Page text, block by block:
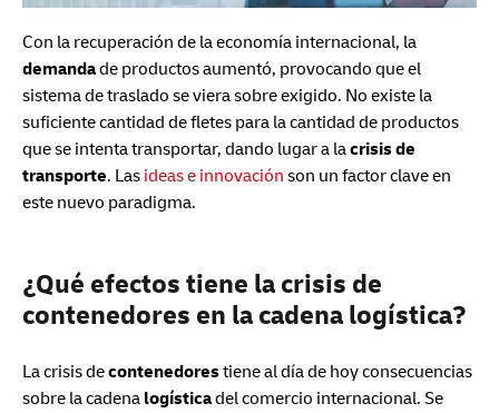
Con la recuperación de la economía internacional, la
demandade productos aumentó, provocando que el
sistema de traslado se viera sobre exigido. No existe la
suficiente cantidad de fletes para la cantidad de productos
que se intenta transportar, dando lugar a lacrisis de
transporte. Las ideas e innovación son un factor clave en
este nuevo paradigma.
¿Qué efectos tiene la crisis de
contenedores en la cadena logística?
La crisis decontenedorestiene al día de hoy consecuencias
sobre la cadena logísticadel comercio internacional. Se